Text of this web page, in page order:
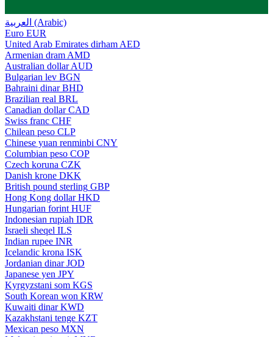
العربية (Arabic)
Euro EUR
United Arab Emirates dirham AED
Armenian dram AMD
Australian dollar AUD
Bulgarian lev BGN
Bahraini dinar BHD
Brazilian real BRL
Canadian dollar CAD
Swiss franc CHF
Chilean peso CLP
Chinese yuan renminbi CNY
Columbian peso COP
Czech koruna CZK
Danish krone DKK
British pound sterling GBP
Hong Kong dollar HKD
Hungarian forint HUF
Indonesian rupiah IDR
Israeli sheqel ILS
Indian rupee INR
Icelandic krona ISK
Jordanian dinar JOD
Japanese yen JPY
Kyrgyzstani som KGS
South Korean won KRW
Kuwaiti dinar KWD
Kazakhstani tenge KZT
Mexican peso MXN